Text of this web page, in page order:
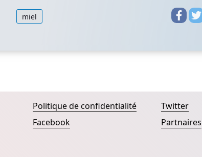
miel
Politique de confidentialité
Facebook
Twitter
Partnaires